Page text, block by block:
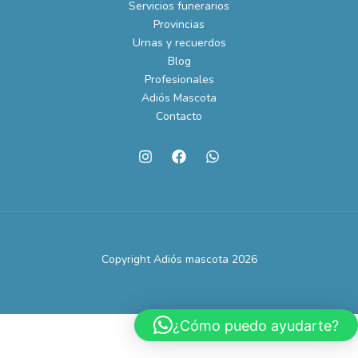
Servicios funerarios
Provincias
Urnas y recuerdos
Blog
Profesionales
Adiós Mascota
Contacto
Copyright Adiós mascota 2026
¿Cómo puedo ayudarte?